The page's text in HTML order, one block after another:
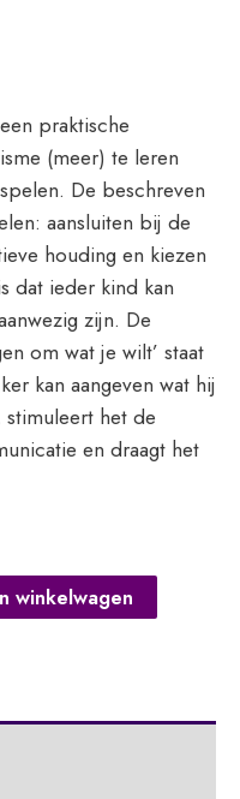
praktische
(meer) te leren
De beschreven
aansluiten bij de
houding en kiezen
dat ieder kind kan
zijn. De
om wat je wilt’ staat
kan aangeven wat hij
het de
en draagt het
winkelwagen